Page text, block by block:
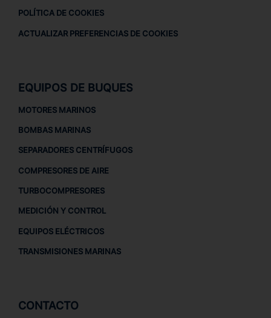
POLÍTICA DE COOKIES
ACTUALIZAR PREFERENCIAS DE COOKIES
EQUIPOS DE BUQUES
MOTORES MARINOS
BOMBAS MARINAS
SEPARADORES CENTRÍFUGOS
COMPRESORES DE AIRE
TURBOCOMPRESORES
MEDICIÓN Y CONTROL
EQUIPOS ELÉCTRICOS
TRANSMISIONES MARINAS
CONTACTO